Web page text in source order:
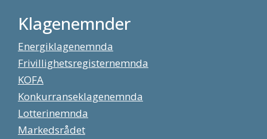
Klagenemnder
Energiklagenemnda
Frivillighetsregisternemnda
KOFA
Konkurranseklagenemnda
Lotterinemnda
Markedsrådet